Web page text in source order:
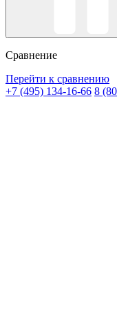
Сравнение
Перейти к сравнению
+7 (495) 134-16-66 8